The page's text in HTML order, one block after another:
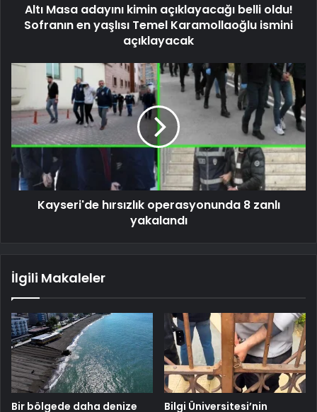
Altı Masa adayını kimin açıklayacağı belli oldu!
Sofranın en yaşlısı Temel Karamollaoğlu ismini
açıklayacak
Kayseri'de hırsızlık operasyonunda 8 zanlı
yakalandı
İlgili Makaleler
Bir bölgede daha denize
Bilgi Üniversitesi’nin